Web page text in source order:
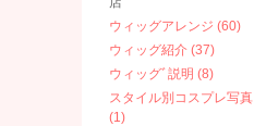
ウィッグアレンジ (60)
ウィッグ紹介 (37)
ウィッグﾞ説明 (8)
スタイル別コスプレ写真
(1)